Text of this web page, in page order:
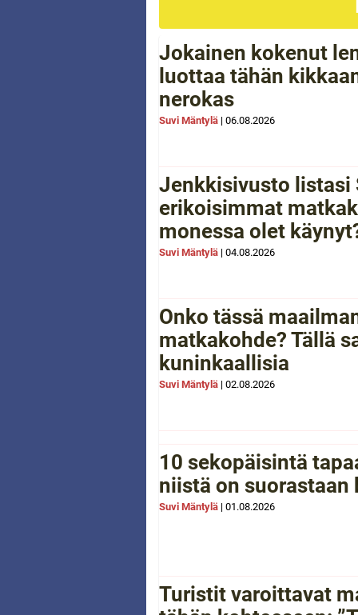
Jokainen kokenut
luottaa tähän
nerokas
Suvi Mäntylä | 06.08.2026
Jenkkisivusto listasi
erikoisimmat
monessa olet
Suvi Mäntylä | 04.08.2026
Onko tässä
matkakohde? Tällä
kuninkaallisia
Suvi Mäntylä | 02.08.2026
10 sekopäisintä
niistä on suorastaan
Suvi Mäntylä | 01.08.2026
Turistit varoittavat